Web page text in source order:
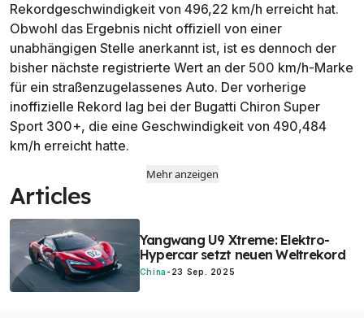
Rekordgeschwindigkeit von 496,22 km/h erreicht hat.
Obwohl das Ergebnis nicht offiziell von einer
unabhängigen Stelle anerkannt ist, ist es dennoch der
bisher nächste registrierte Wert an der 500 km/h-Marke
für ein straßenzugelassenes Auto. Der vorherige
inoffizielle Rekord lag bei der Bugatti Chiron Super
Sport 300+, die eine Geschwindigkeit von 490,484
km/h erreicht hatte.
Mehr anzeigen
Articles
Yangwang U9 Xtreme: Elektro-
Hypercar setzt neuen Weltrekord
China - 23 Sep. 2025